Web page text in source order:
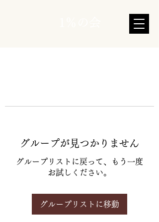
グループが見つかりません
グループリストに戻って、もう一度
お試しください。
グループリストに移動